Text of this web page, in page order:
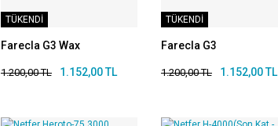
TÜKENDİ
Farecla G3 Wax
1.200,00 TL 1.152,00 TL
TÜKENDİ
Farecla G3
1.200,00 TL 1.152,00 TL